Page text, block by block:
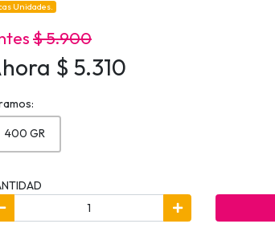
Unidades.
$ 5.900
$ 5.310
400 GR